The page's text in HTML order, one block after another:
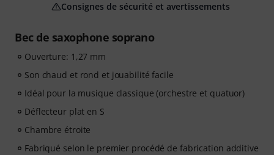
Bec de saxophone soprano
Ouverture: 1,27 mm
Son chaud et rond et jouabilité facile
Idéal pour la musique classique (orchestre et quatuor)
Déflecteur plat en S
Chambre étroite
Fabriqué selon le premier procédé de fabrication additive
Consignes de sécurité et avertissements